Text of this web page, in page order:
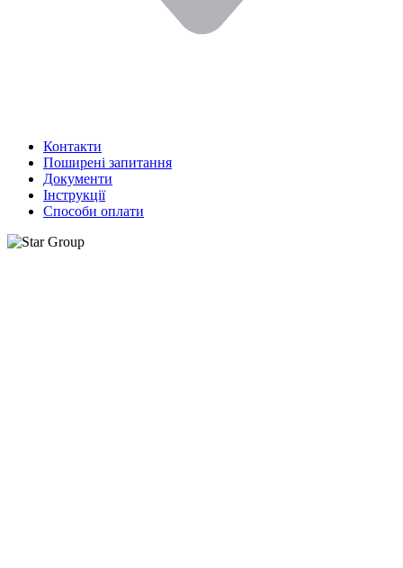
Контакти
Поширені запитання
Документи
Інструкції
Способи оплати